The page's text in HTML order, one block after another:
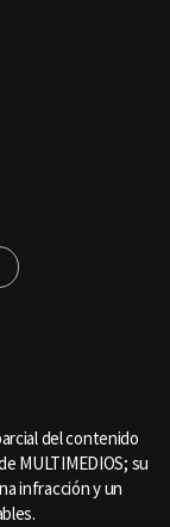
del contenido
MULTIMEDIOS; su
infracción y un